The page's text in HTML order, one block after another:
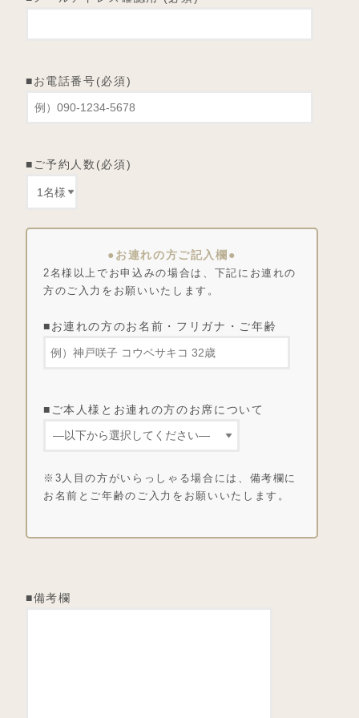
■お電話番号(必須)
■ご予約人数(必須)
●お連れの方ご記入欄●
2名様以上でお申込みの場合は、下記にお連れの
方のご入力をお願いいたします。
■お連れの方のお名前・フリガナ・ご年齢
■ご本人様とお連れの方のお席について
※3人目の方がいらっしゃる場合には、備考欄に
お名前とご年齢のご入力をお願いいたします。
■備考欄